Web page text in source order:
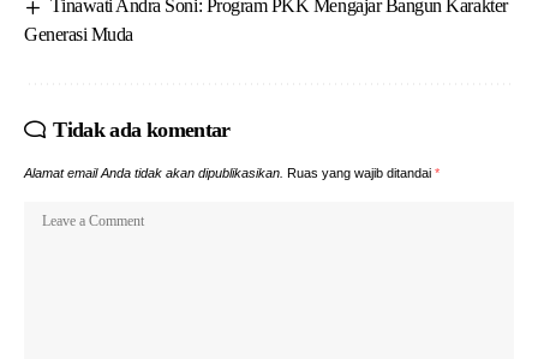
Tinawati Andra Soni: Program PKK Mengajar Bangun Karakter
Generasi Muda
Tidak ada komentar
Alamat email Anda tidak akan dipublikasikan. Ruas yang wajib ditandai *